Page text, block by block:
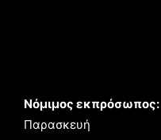
Νόμιμος εκπρόσωπος:
Παρασκευή